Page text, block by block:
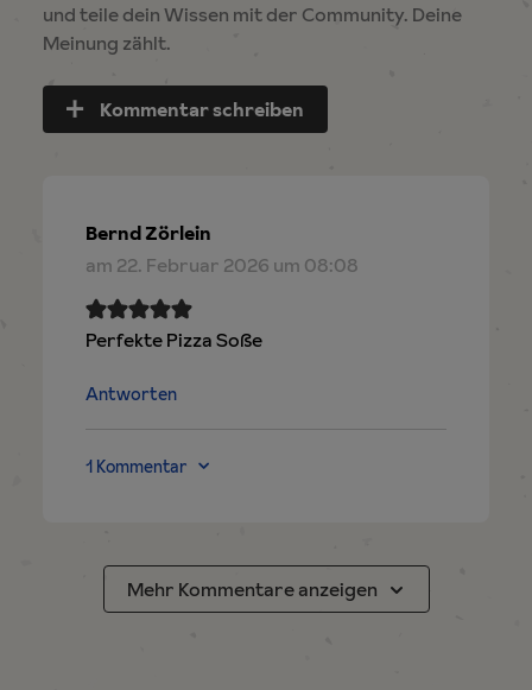
und teile dein Wissen mit der Community. Deine
Meinung zählt.
Kommentar schreiben
Bernd Zörlein
am 22. Februar 2026 um 08:08
Perfekte Pizza Soße
Antworten
1 Kommentar
Mehr Kommentare anzeigen